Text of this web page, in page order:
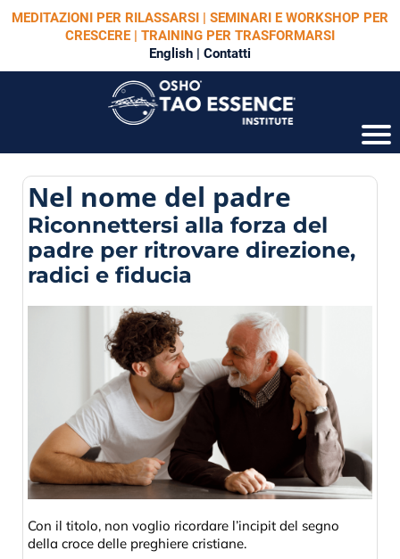
MEDITAZIONI PER RILASSARSI | SEMINARI E WORKSHOP PER
CRESCERE | TRAINING PER TRASFORMARSI
English | Contatti
Nel nome del padre
Riconnettersi alla forza del
padre per ritrovare direzione,
radici e fiducia
Con il titolo, non voglio ricordare l’incipit del segno
della croce delle preghiere cristiane.